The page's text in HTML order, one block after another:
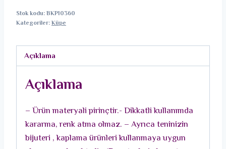
Model
adet
Stok kodu:BKP10360
Kategoriler:Küpe
Açıklama
Açıklama
– Ürün materyali pirinçtir.- Dikkatli kullanımda
kararma, renk atma olmaz. – Ayrıca teninizin
bijuteri , kaplama ürünleri kullanmaya uygun